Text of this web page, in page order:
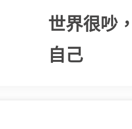
世界很吵
自己